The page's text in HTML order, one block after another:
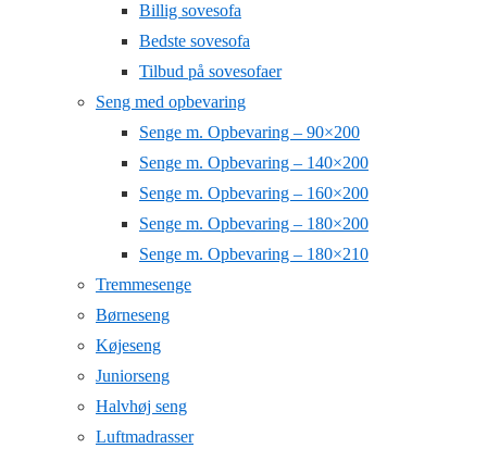
Billig sovesofa
Bedste sovesofa
Tilbud på sovesofaer
Seng med opbevaring
Senge m. Opbevaring – 90×200
Senge m. Opbevaring – 140×200
Senge m. Opbevaring – 160×200
Senge m. Opbevaring – 180×200
Senge m. Opbevaring – 180×210
Tremmesenge
Børneseng
Køjeseng
Juniorseng
Halvhøj seng
Luftmadrasser